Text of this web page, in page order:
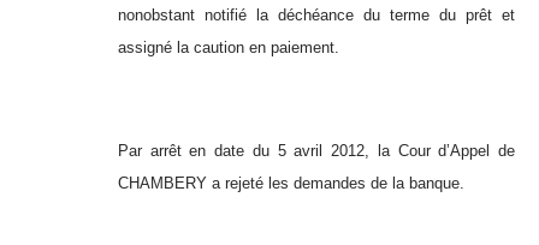
nonobstant notifié la déchéance du terme du prêt et
assigné la caution en paiement.
Par arrêt en date du 5 avril 2012, la Cour d’Appel de
CHAMBERY a rejeté les demandes de la banque.